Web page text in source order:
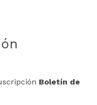
Boletín de